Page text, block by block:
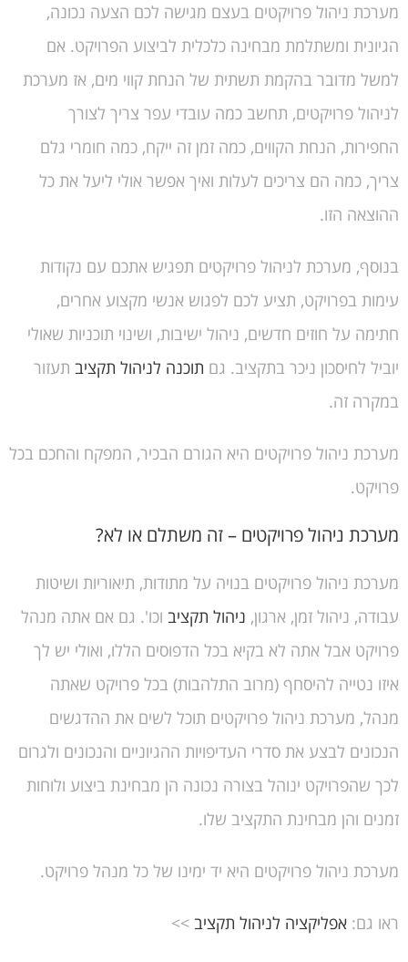
מערכת ניהול פרויקטים בעצם מגישה לכם הצעה נכונה,
הגיונית ומשתלמת מבחינה כלכלית לביצוע הפרויקט. אם
למשל מדובר בהקמת תשתית של הנחת קווי מים, אז מערכת
לניהול פרויקטים, תחשב כמה עובדי עפר צריך לצורך
החפירות, הנחת הקווים, כמה זמן זה ייקח, כמה חומרי גלם
צריך, כמה הם צריכים לעלות ואיך אפשר אולי ליעל את כל
ההוצאה הזו.
בנוסף, מערכת לניהול פרויקטים תפגיש אתכם עם נקודות
עימות בפרויקט, תציע לכם לפגוש אנשי מקצוע אחרים,
חתימה על חוזים חדשים, ניהול ישיבות, ושינוי תוכניות שאולי
יוביל לחיסכון ניכר בתקציב. גם תוכנה לניהול תקציב תעזור
במקרה זה.
מערכת ניהול פרויקטים היא הגורם הבכיר, המפקח והחכם בכל
פרויקט.
מערכת ניהול פרויקטים – זה משתלם או לא?
מערכת ניהול פרויקטים בנויה על מתודות, תיאוריות ושיטות
עבודה, ניהול זמן, ארגון, ניהול תקציב וכו'. גם אם אתה מנהל
פרויקט אבל אתה לא בקיא בכל הדפוסים הללו, ואולי יש לך
איזו נטייה להיסחף (מרוב התלהבות) בכל פרויקט שאתה
מנהל, מערכת ניהול פרויקטים תוכל לשים את ההדגשים
הנכונים לבצע את סדרי העדיפויות ההגיוניים והנכונים ולגרום
לכך שהפרויקט ינוהל בצורה נכונה הן מבחינת ביצוע ולוחות
זמנים והן מבחינת התקציב שלו.
מערכת ניהול פרויקטים היא יד ימינו של כל מנהל פרויקט.
ראו גם: אפליקציה לניהול תקציב >>